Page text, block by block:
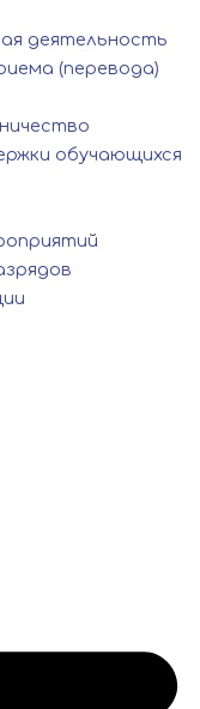
деятельность
(перевода)
обучающихся